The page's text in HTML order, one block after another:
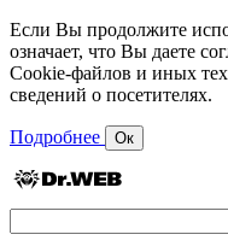
Если Вы продолжите
означает, что Вы даете
Cookie-файлов и иных
сведений о посетителях.
Подробнее Ок